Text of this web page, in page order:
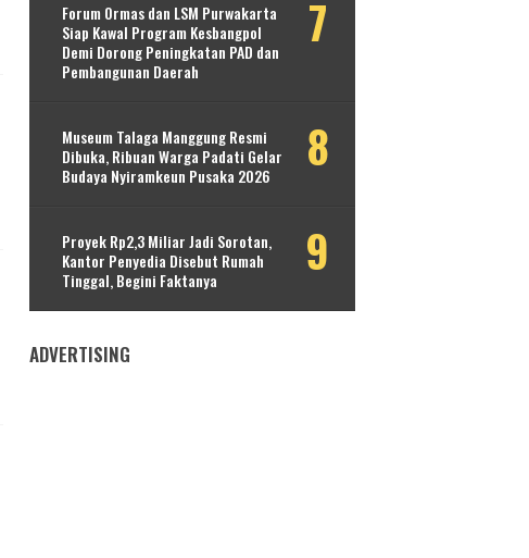
Forum Ormas dan LSM Purwakarta
Siap Kawal Program Kesbangpol
Demi Dorong Peningkatan PAD dan
Pembangunan Daerah
Museum Talaga Manggung Resmi
Dibuka, Ribuan Warga Padati Gelar
Budaya Nyiramkeun Pusaka 2026
Proyek Rp2,3 Miliar Jadi Sorotan,
Kantor Penyedia Disebut Rumah
Tinggal, Begini Faktanya
ADVERTISING